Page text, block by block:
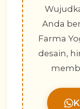
Anda
Farma
desain,